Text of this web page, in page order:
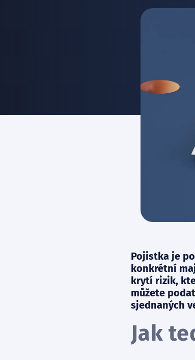
Pojistka je
konkrétní
krytí rizik,
můžete
sjednaných
Jak